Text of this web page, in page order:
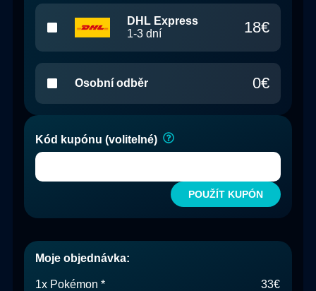
DHL Express
1-3 dní 18€
Osobní odběr 0€
Kód kupónu (volitelné)
POUŽÍT KUPÓN
Moje objednávka:
1x Pokémon *
33€